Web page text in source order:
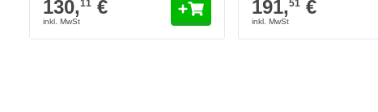
130,11 € 191,51€